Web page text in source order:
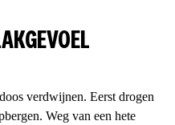
verdwijnen. Eerst drogen
Weg van een hete